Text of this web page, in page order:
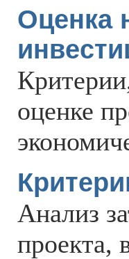
Оценка
оценке
Анализ
проекта,